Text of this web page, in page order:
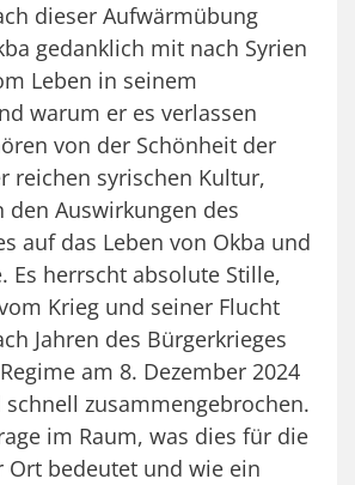
dieser Aufwärmübung
gedanklich mit nach Syrien
Leben in seinem
warum er es verlassen
von der Schönheit der
reichen syrischen Kultur,
den Auswirkungen des
auf das Leben von Okba und
Es herrscht absolute Stille,
Krieg und seiner Flucht
Jahren des Bürgerkrieges
am 8. Dezember 2024
zusammengebrochen.
im Raum, was dies für die
Ort bedeutet und wie ein